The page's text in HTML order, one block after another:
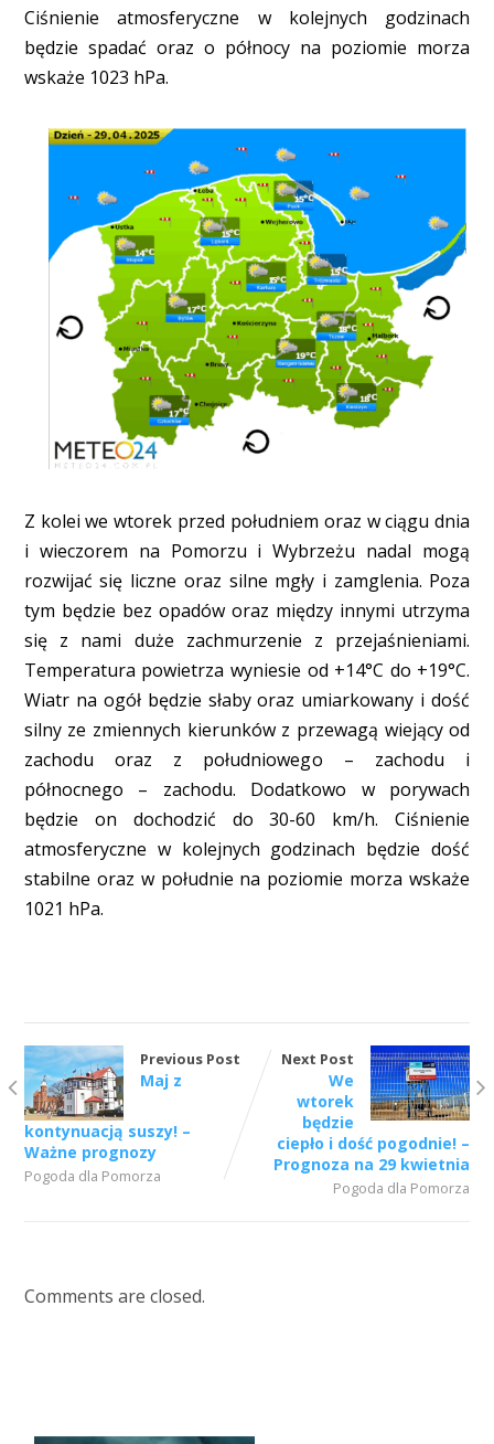
Ciśnienie atmosferyczne w kolejnych godzinach
będzie spadać oraz o północy na poziomie morza
wskaże 1023 hPa.
Z kolei we wtorek przed południem oraz w ciągu dnia
i wieczorem na Pomorzu i Wybrzeżu nadal mogą
rozwijać się liczne oraz silne mgły i zamglenia. Poza
tym będzie bez opadów oraz między innymi utrzyma
się z nami duże zachmurzenie z przejaśnieniami.
Temperatura powietrza wyniesie od +14°C do +19°C.
Wiatr na ogół będzie słaby oraz umiarkowany i dość
silny ze zmiennych kierunków z przewagą wiejący od
zachodu oraz z południowego – zachodu i
północnego – zachodu. Dodatkowo w porywach
będzie on dochodzić do 30-60 km/h. Ciśnienie
atmosferyczne w kolejnych godzinach będzie dość
stabilne oraz w południe na poziomie morza wskaże
1021 hPa.
Previous Post
Maj z
kontynuacją suszy! –
Ważne prognozy
Pogoda dla Pomorza
Next Post
We
wtorek
będzie
ciepło i dość pogodnie! –
Prognoza na 29 kwietnia
Pogoda dla Pomorza
Comments are closed.